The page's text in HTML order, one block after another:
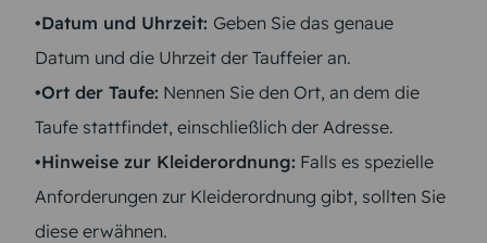
•Datum und Uhrzeit: Geben Sie das genaue
Datum und die Uhrzeit der Tauffeier an.
•Ort der Taufe: Nennen Sie den Ort, an dem die
Taufe stattfindet, einschließlich der Adresse.
•Hinweise zur Kleiderordnung: Falls es spezielle
Anforderungen zur Kleiderordnung gibt, sollten Sie
diese erwähnen.